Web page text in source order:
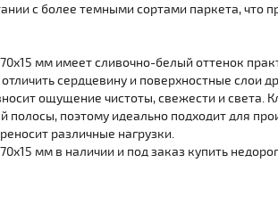
с более темными сортами паркета, что
мм имеет сливочно-белый оттенок
сердцевину и поверхностные слои
ощущение чистоты, свежести и света.
полосы, поэтому идеально подходит для
различные нагрузки.
мм в наличии и под заказ купить